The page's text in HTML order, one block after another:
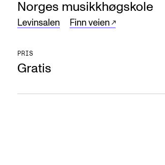
Norges musikkhøgskole
Levinsalen Finn veien
PRIS
Gratis